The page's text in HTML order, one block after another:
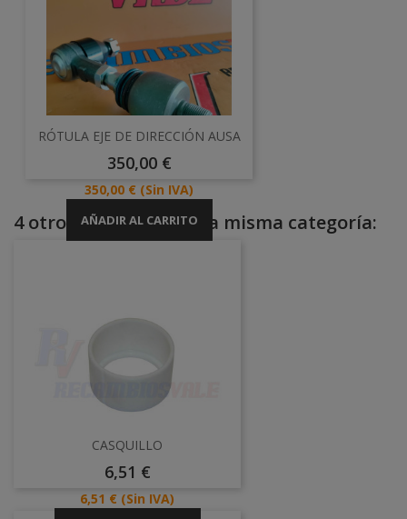
RÓTULA EJE DE DIRECCIÓN AUSA
Precio
350,00 €
Precio
350,00 € (Sin IVA)
AÑADIR AL CARRITO
4 otros productos en la misma categoría:
CASQUILLO
Precio
6,51 €
Precio
6,51 € (Sin IVA)